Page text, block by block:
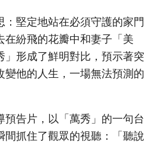
：堅定地站在必須守護的家門
在紛飛的花瓣中和妻子「美
」形成了鮮明對比，預示著突
變他的人生，一場無法預測的
預告片，以「萬秀」的一句台
間抓住了觀眾的視聽：「聽說